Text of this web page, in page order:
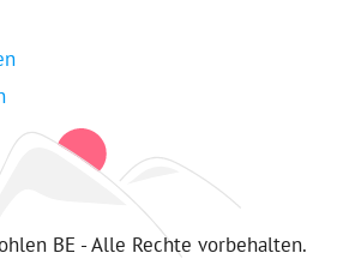
BE - Alle Rechte vorbehalten.